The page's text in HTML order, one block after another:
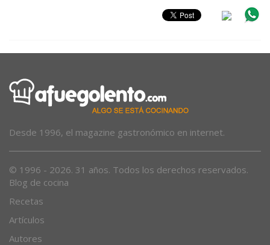
Desde 1996, el magazine gastronómico en internet.
© 1996 - 2026. 31 años. Todos los derechos reservados.
Blog de cocina
Recetas
Artículos
Autores